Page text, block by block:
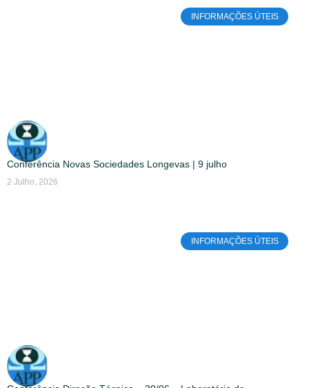
INFORMAÇÕES ÚTEIS
Conferência Novas Sociedades Longevas | 9 julho
2 Julho, 2026
INFORMAÇÕES ÚTEIS